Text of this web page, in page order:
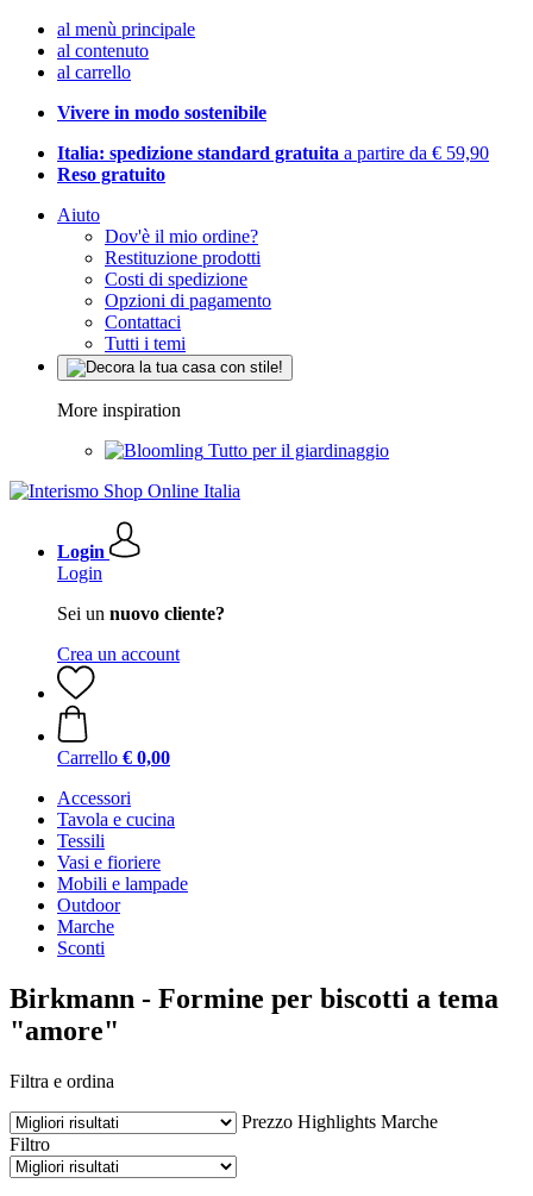
al menù principale
al contenuto
al carrello
Vivere in modo sostenibile
Italia: spedizione standard gratuita a partire da € 59,90
Reso gratuito
Aiuto
Dov'è il mio ordine?
Restituzione prodotti
Costi di spedizione
Opzioni di pagamento
Contattaci
Tutti i temi
More inspiration
Tutto per il giardinaggio
Login
Login
Sei un nuovo cliente?
Crea un account
Carrello € 0,00
Accessori
Tavola e cucina
Tessili
Vasi e fioriere
Mobili e lampade
Outdoor
Marche
Sconti
Birkmann - Formine per biscotti a tema
"amore"
Filtra e ordina
Prezzo Highlights Marche
Filtro